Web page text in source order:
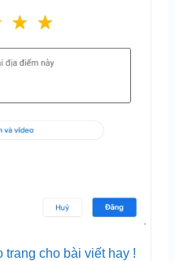
trang cho bài viết hay !